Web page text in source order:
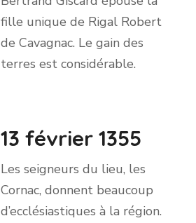
fille unique de Rigal Robert
de Cavagnac. Le gain des
terres est considérable.
13 février 1355
Les seigneurs du lieu, les
Cornac, donnent beaucoup
d’ecclésiastiques à la région.